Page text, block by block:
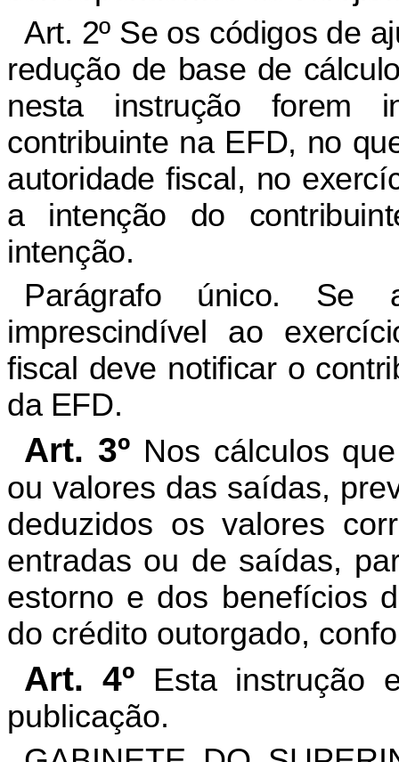
Art. 2º Se os códigos de
redução de base de
nesta instrução forem
contribuinte na EFD, no
autoridade fiscal, no
a intenção do
intenção.
Parágrafo único. Se
imprescindível ao
fiscal deve notificar o
da EFD.
Art. 3ºNos cálculos
ou valores das saídas,
deduzidos os valores
entradas ou de saídas,
estorno e dos benefícios
do crédito outorgado,
Art. 4º Esta instrução
publicação.